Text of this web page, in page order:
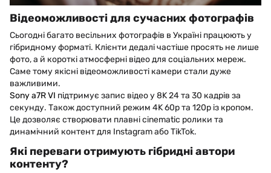
Відеоможливості для сучасних фотографів
Сьогодні багато весільних фотографів в Україні працюють у
гібридному форматі. Клієнти дедалі частіше просять не лише
фото, а й короткі атмосферні відео для соціальних мереж.
Саме тому якісні відеоможливості камери стали дуже
важливими.
Sony a7R VI підтримує запис відео у 8K 24 та 30 кадрів за
секунду. Також доступний режим 4K 60p та 120p із кропом.
Це дозволяє створювати плавні cinematic ролики та
динамічний контент для Instagram або TikTok.
Які переваги отримують гібридні автори
контенту?